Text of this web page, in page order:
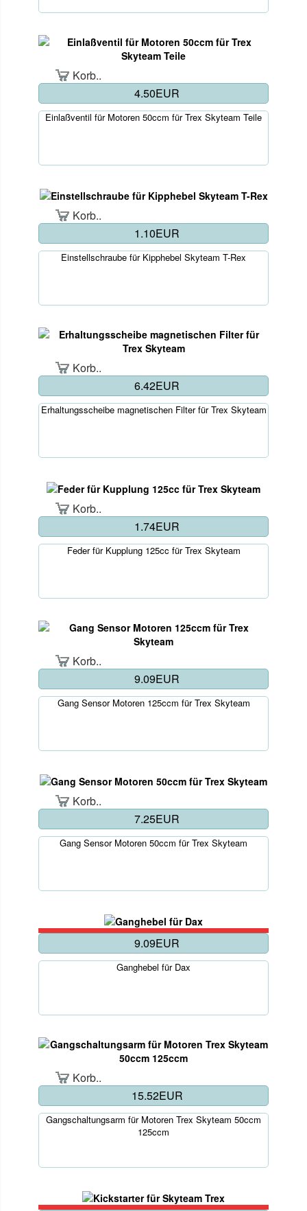
Korb..
4.50EUR
Einlaßventil für Motoren 50ccm für Trex Skyteam Teile
Korb..
1.10EUR
Einstellschraube für Kipphebel Skyteam T-Rex
Korb..
6.42EUR
Erhaltungsscheibe magnetischen Filter für Trex Skyteam
Korb..
1.74EUR
Feder für Kupplung 125cc für Trex Skyteam
Korb..
9.09EUR
Gang Sensor Motoren 125ccm für Trex Skyteam
Korb..
7.25EUR
Gang Sensor Motoren 50ccm für Trex Skyteam
9.09EUR
Ganghebel für Dax
Korb..
15.52EUR
Gangschaltungsarm für Motoren Trex Skyteam 50ccm
125ccm